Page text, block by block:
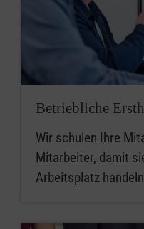
Betriebliche
Wir schulen Ihre
Mitarbeiter, damit
Arbeitsplatz